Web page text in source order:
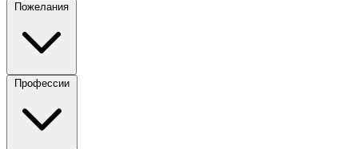
Пожелания
Профессии